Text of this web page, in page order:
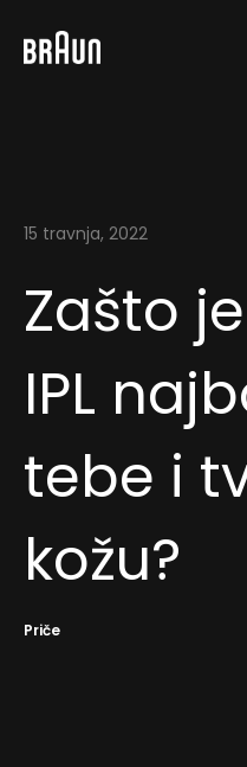
15 travnja, 2022
Zašto
IPL
tebe i
kožu?
Priče